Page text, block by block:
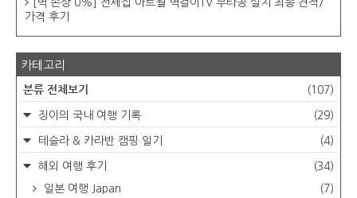
[벽 손상 0%] 전세집 아트월 벽걸이TV 무타공 설치 최종 견적/
가격 후기
카테고리
분류 전체보기 (107)
징이의 국내 여행 기록 (29)
테슬라 & 카라반 캠핑 일기 (4)
해외 여행 후기
(34)
일본 여행 Japan
(7)